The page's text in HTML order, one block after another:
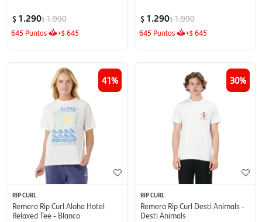
$ 1.290$1.990
645 Puntos +$645
$ 1.290$1.990
645 Puntos +$645
41
RIP CURL
Remera Rip Curl Aloha Hotel
Relaxed Tee - Blanco
30
RIP CURL
Remera Rip Curl Desti Animals -
Desti Animals